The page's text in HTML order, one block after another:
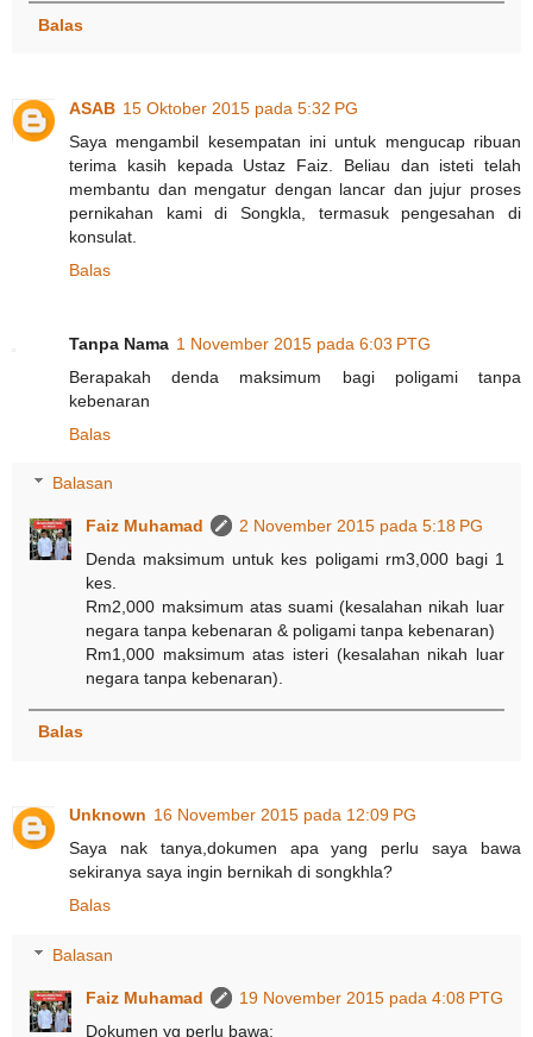
Balas
ASAB 15 Oktober 2015 pada 5:32 PG
Saya mengambil kesempatan ini untuk mengucap ribuan
terima kasih kepada Ustaz Faiz. Beliau dan isteti telah
membantu dan mengatur dengan lancar dan jujur proses
pernikahan kami di Songkla, termasuk pengesahan di
konsulat.
Balas
Tanpa Nama 1 November 2015 pada 6:03 PTG
Berapakah denda maksimum bagi poligami tanpa
kebenaran
Balas
Balasan
Faiz Muhamad
2 November 2015 pada 5:18 PG
Denda maksimum untuk kes poligami rm3,000 bagi 1
kes.
Rm2,000 maksimum atas suami (kesalahan nikah luar
negara tanpa kebenaran & poligami tanpa kebenaran)
Rm1,000 maksimum atas isteri (kesalahan nikah luar
negara tanpa kebenaran).
Balas
Unknown 16 November 2015 pada 12:09 PG
Saya nak tanya,dokumen apa yang perlu saya bawa
sekiranya saya ingin bernikah di songkhla?
Balas
Balasan
Faiz Muhamad
19 November 2015 pada 4:08 PTG
Dokumen yg perlu bawa: